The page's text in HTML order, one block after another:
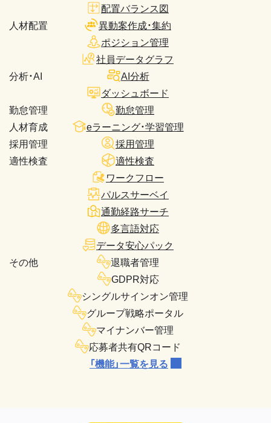
人材配置
配置バランス図
異動案作成・集約
ポジション管理
分析・AI
社員データグラフ
AI分析
ダッシュボード
勤怠管理
勤怠管理
人材育成
eラーニング・学習管理
採用管理
採用管理
適性検査
適性検査
その他
ワークフロー
パルスサーベイ
通勤経路サーチ
多言語対応
データ安心パック
退職者管理
GDPR対応
シングルサインオン管理
グループ戦略ポータル
マイナンバー管理
応募者共有QRコード
「機能」一覧を見る